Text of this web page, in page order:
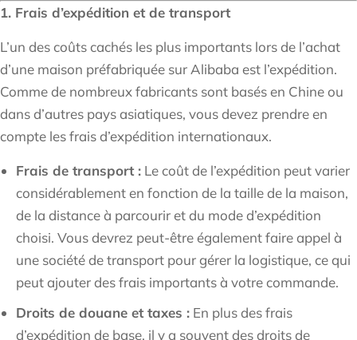
1. Frais d’expédition et de transport
L’un des coûts cachés les plus importants lors de l’achat
d’une maison préfabriquée sur Alibaba est l’expédition.
Comme de nombreux fabricants sont basés en Chine ou
dans d’autres pays asiatiques, vous devez prendre en
compte les frais d’expédition internationaux.
Frais de transport : Le coût de l’expédition peut varier
considérablement en fonction de la taille de la maison,
de la distance à parcourir et du mode d’expédition
choisi. Vous devrez peut-être également faire appel à
une société de transport pour gérer la logistique, ce qui
peut ajouter des frais importants à votre commande.
Droits de douane et taxes : En plus des frais
d’expédition de base, il y a souvent des droits de